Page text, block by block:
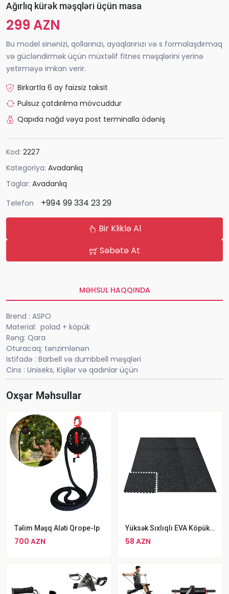
Ağırlıq kürək məşqləri üçün masa
299 AZN
Bu model sinənizi, qollarınızı, ayaqlarınızı və s formalaşdırmaq
və gücləndirmək üçün müxtəlif fitnes məşqlərini yerinə
yetirməyə imkan verir.
Birkartla 6 ay faizsiz taksit
Pulsuz çatdırılma mövcuddur
Qapıda nağd vəya post terminalla ödəniş
Kod: 2227
Kategoriya: Avadanlıq
Taglar: Avadanlıq
Telefon
+994 99 334 23 29
Bir Kliklə Al
Səbətə At
MƏHSUL HAQQINDA
Brend : ASPO
Material: polad + köpük
Rəng: Qara
Oturacaq: tənzimlənən
Istifadə : Barbell və dumbbell məşqləri
Cins : Uniseks, Kişilər və qadınlar üçün
Oxşar Məhsullar
Təlim Məşq Aləti Qrope-Ip
700 AZN
Yüksək Sıxlıqlı EVA Köpük İdman Zalı Üçün Matt Puzzle
58 AZN